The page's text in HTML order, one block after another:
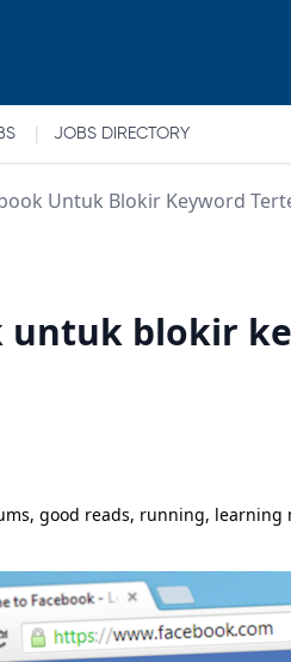
JOBS DIRECTORY
Untuk Blokir Keyword
untuk blokir
good reads, running,